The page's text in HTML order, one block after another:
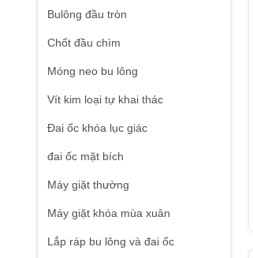
Bulông đầu tròn
Chốt đầu chìm
Móng neo bu lông
Vít kim loại tự khai thác
Đai ốc khóa lục giác
đai ốc mặt bích
Máy giặt thường
Máy giặt khóa mùa xuân
Lắp ráp bu lông và đai ốc